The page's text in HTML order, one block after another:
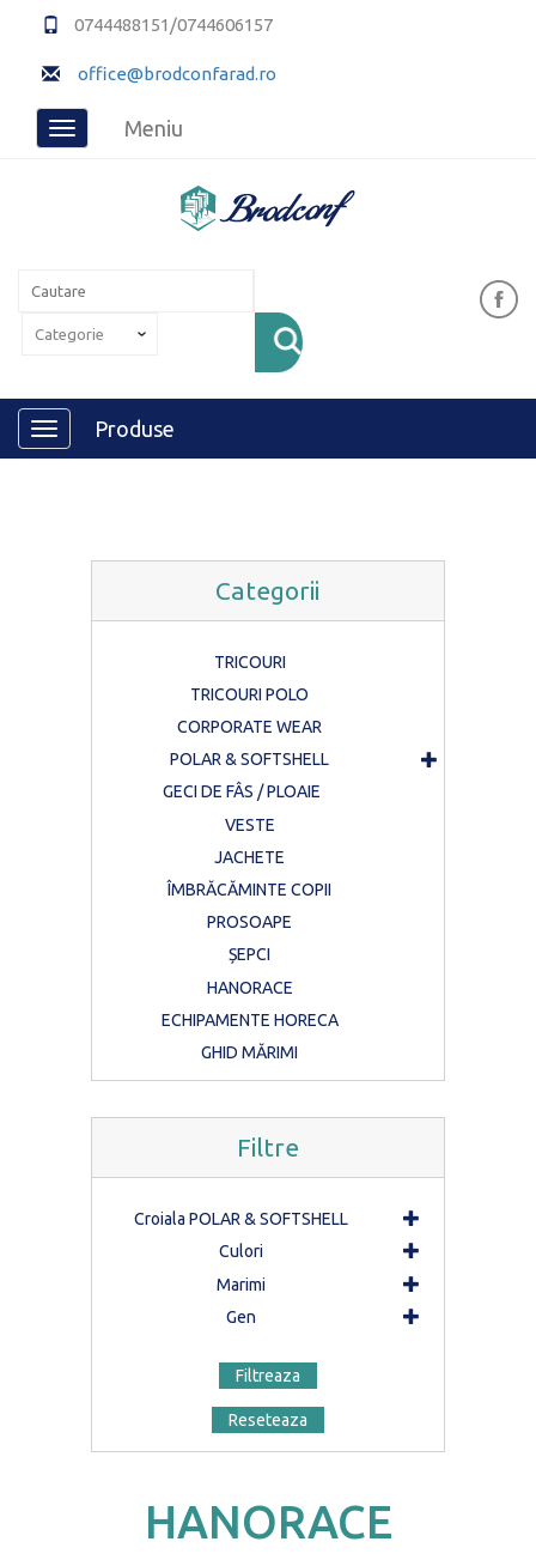
0744488151/0744606157
office@brodconfarad.ro
Toggle
Meniu
Toggle
navigation
Produse
Categorii
TRICOURI
TRICOURI POLO
CORPORATE WEAR
POLAR & SOFTSHELL
GECI DE FÂS / PLOAIE
VESTE
JACHETE
ÎMBRĂCĂMINTE COPII
PROSOAPE
ȘEPCI
HANORACE
ECHIPAMENTE HORECA
GHID MĂRIMI
Filtre
Croiala POLAR & SOFTSHELL
Culori
Marimi
Gen
Filtreaza
Reseteaza
HANORACE